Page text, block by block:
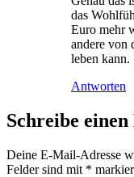
das
Euro mehr
andere von
leben kann.
Antworten
Schreibe
Deine E-Mail-Adresse
Felder sind mit *